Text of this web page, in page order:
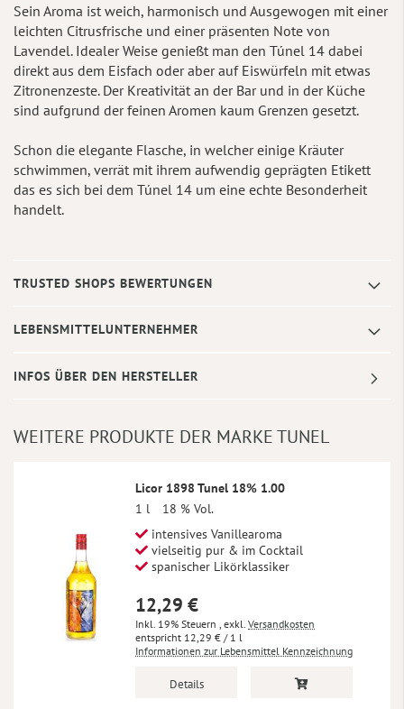
Sein Aroma ist weich, harmonisch und Ausgewogen mit einer
leichten Citrusfrische und einer präsenten Note von
Lavendel. Idealer Weise genießt man den Túnel 14 dabei
direkt aus dem Eisfach oder aber auf Eiswürfeln mit etwas
Zitronenzeste. Der Kreativität an der Bar und in der Küche
sind aufgrund der feinen Aromen kaum Grenzen gesetzt.
Schon die elegante Flasche, in welcher einige Kräuter
schwimmen, verrät mit ihrem aufwendig geprägten Etikett
das es sich bei dem Túnel 14 um eine echte Besonderheit
handelt.
TRUSTED SHOPS BEWERTUNGEN
LEBENSMITTELUNTERNEHMER
INFOS ÜBER DEN HERSTELLER
WEITERE PRODUKTE DER MARKE TUNEL
Licor 1898 Tunel 18% 1.00
1 l
18 % Vol.
intensives Vanillearoma
vielseitig pur & im Cocktail
spanischer Likörklassiker
12,29 €
Inkl. 19% Steuern , exkl. Versandkosten
12,29 € / 1 l
Informationen zur Lebensmittel Kennzeichnung
Details